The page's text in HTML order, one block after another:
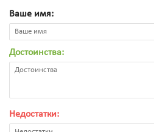
Ваше имя:
Достоинства:
Недостатки: